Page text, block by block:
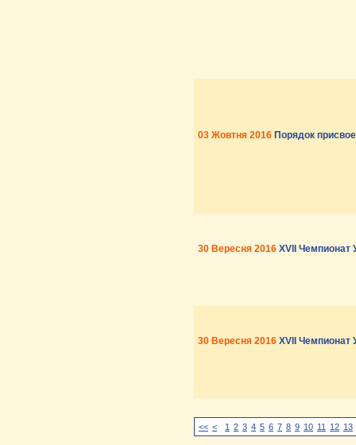
03 Жовтня 2016 Порядок
30 Вересня 2016 XVII Чемпионат
30 Вересня 2016 XVII Чемпионат
<< < 1 2 3 4 5 6 7 8 9 10 11 12 13